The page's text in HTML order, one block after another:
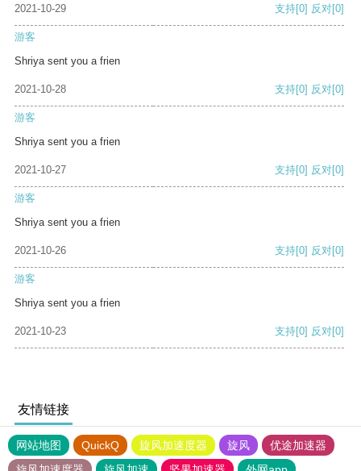
2021-10-29 支持[0] 反对[0]
游客
Shriya sent you a frien
2021-10-28 支持[0] 反对[0]
游客
Shriya sent you a frien
2021-10-27 支持[0] 反对[0]
游客
Shriya sent you a frien
2021-10-26 支持[0] 反对[0]
游客
Shriya sent you a frien
2021-10-23 支持[0] 反对[0]
友情链接
网站地图 QuickQ 旋风加速度器 旋风
优途加速器